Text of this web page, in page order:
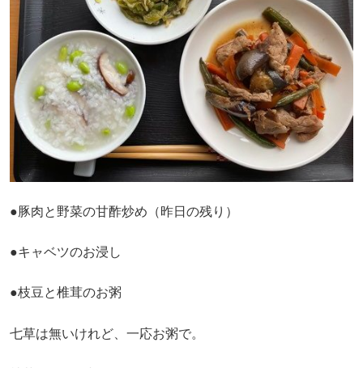
●豚肉と野菜の甘酢炒め（昨日の残り）
●キャベツのお浸し
●枝豆と椎茸のお粥
七草は無いけれど、一応お粥で。